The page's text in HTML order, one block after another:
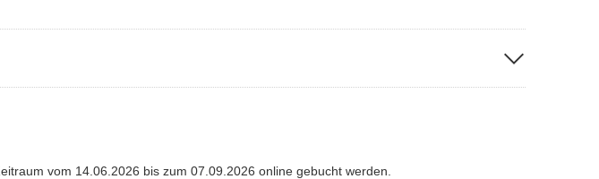
vom 14.06.2026 bis zum 07.09.2026 online gebucht werden.